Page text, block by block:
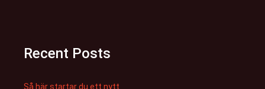
Recent Posts
Så här startar du ett nytt